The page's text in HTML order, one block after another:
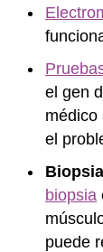
el gen
médico
el
biopsia
puede